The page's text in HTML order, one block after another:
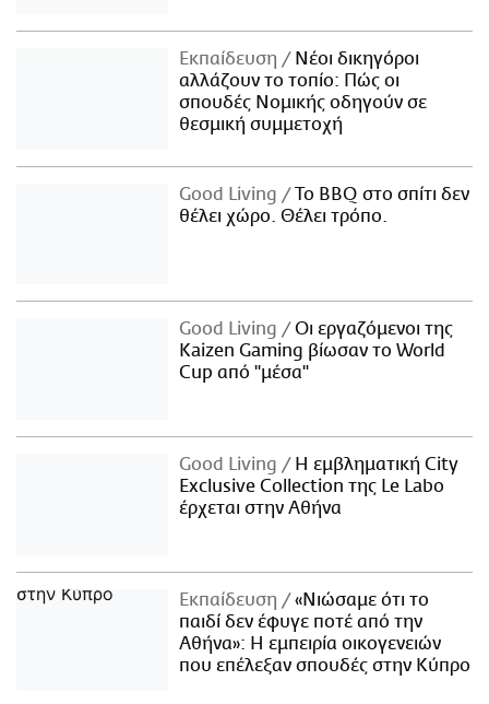
Εκπαίδευση
Νέοι δικηγόροι
αλλάζουν το τοπίο: Πώς οι
σπουδές Νομικής οδηγούν σε
θεσμική συμμετοχή
Good Living
Το BBQ στο σπίτι δεν
θέλει χώρο. Θέλει τρόπο.
Good Living
Οι εργαζόμενοι της
Kaizen Gaming βίωσαν το World
Cup από "μέσα"
Good Living
Η εμβληματική City
Exclusive Collection της Le Labo
έρχεται στην Αθήνα
Εκπαίδευση
«Νιώσαμε ότι το
παιδί δεν έφυγε ποτέ από την
Αθήνα»: Η εμπειρία οικογενειών
που επέλεξαν σπουδές στην Κύπρο